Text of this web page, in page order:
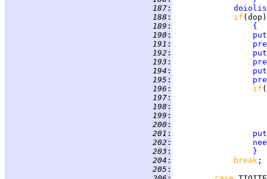
187 :
188 :
if
189 :
{
190 :
191 :
192 :
193 :
194 :
195 :
196 : if
197 :
198 :
199 :
200 :
201 :
202 :
203 :
}
204 : break
205 :